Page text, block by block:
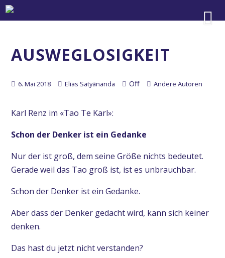
AUSWEGLOSIGKEIT
6. Mai 2018 Elias Satyānanda Off Andere Autoren
Karl Renz im «Tao Te Karl»:
Schon der Denker ist ein Gedanke
Nur der ist groß, dem seine Größe nichts bedeutet.
Gerade weil das Tao groß ist, ist es unbrauchbar.
Schon der Denker ist ein Gedanke.
Aber dass der Denker gedacht wird, kann sich keiner
denken.
Das hast du jetzt nicht verstanden?